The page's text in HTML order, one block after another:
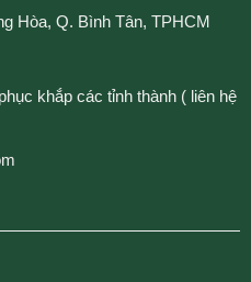
Hòa, Q. Bình Tân, TPHCM
khắp các tỉnh thành ( liên hệ